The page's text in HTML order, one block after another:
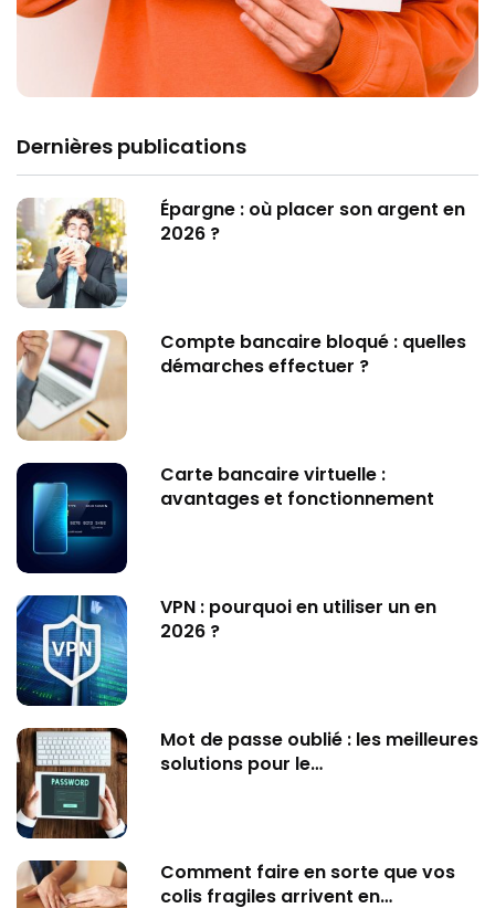
Dernières publications
Épargne : où placer son argent en
2026 ?
Compte bancaire bloqué : quelles
démarches effectuer ?
Carte bancaire virtuelle :
avantages et fonctionnement
VPN : pourquoi en utiliser un en
2026 ?
Mot de passe oublié : les meilleures
solutions pour le…
Comment faire en sorte que vos
colis fragiles arrivent en…